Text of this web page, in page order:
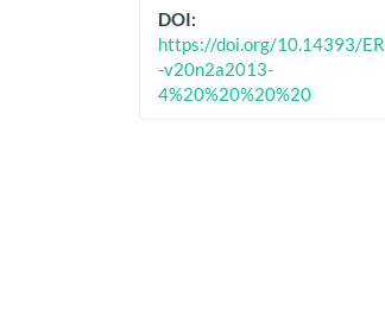
DOI:
https://doi.org/10.14393/ER
-v20n2a2013-
4%20%20%20%20